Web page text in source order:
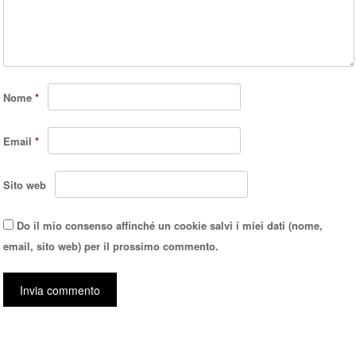
Nome*
Email*
Sito web
Do il mio consenso affinché un cookie salvi i miei dati (nome,
email, sito web) per il prossimo commento.